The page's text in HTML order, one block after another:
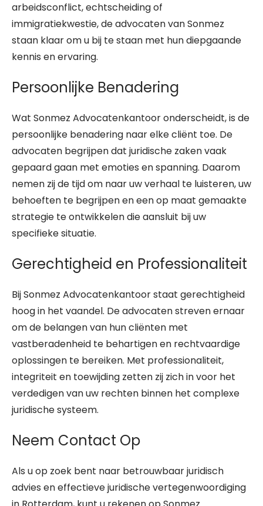
arbeidsconflict, echtscheiding of
immigratiekwestie, de advocaten van Sonmez
staan klaar om u bij te staan met hun diepgaande
kennis en ervaring.
Persoonlijke Benadering
Wat Sonmez Advocatenkantoor onderscheidt, is de
persoonlijke benadering naar elke cliënt toe. De
advocaten begrijpen dat juridische zaken vaak
gepaard gaan met emoties en spanning. Daarom
nemen zij de tijd om naar uw verhaal te luisteren, uw
behoeften te begrijpen en een op maat gemaakte
strategie te ontwikkelen die aansluit bij uw
specifieke situatie.
Gerechtigheid en Professionaliteit
Bij Sonmez Advocatenkantoor staat gerechtigheid
hoog in het vaandel. De advocaten streven ernaar
om de belangen van hun cliënten met
vastberadenheid te behartigen en rechtvaardige
oplossingen te bereiken. Met professionaliteit,
integriteit en toewijding zetten zij zich in voor het
verdedigen van uw rechten binnen het complexe
juridische systeem.
Neem Contact Op
Als u op zoek bent naar betrouwbaar juridisch
advies en effectieve juridische vertegenwoordiging